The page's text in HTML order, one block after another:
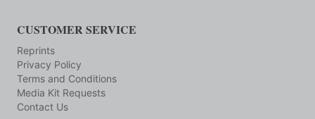
CUSTOMER SERVICE
Reprints
Privacy Policy
Terms and Conditions
Media Kit Requests
Contact Us